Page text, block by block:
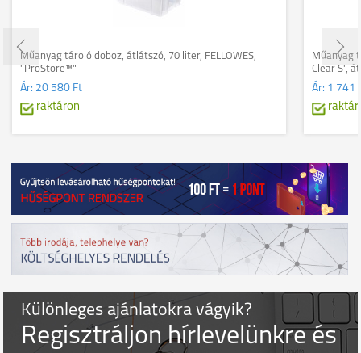
Műanyag tároló doboz, átlátszó, 70 liter, FELLOWES,
"ProStore™"
Ár: 20 580 Ft
raktáron
Műanyag
Clear S",
Ár: 1 741
Különleges ajánlatokra vágyik?
Regisztráljon hírlevelünkre és